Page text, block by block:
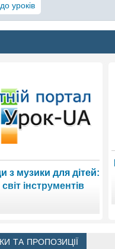
уроків
з музики для дітей:
світ інструментів
ТА ПРОПОЗИЦІЇ